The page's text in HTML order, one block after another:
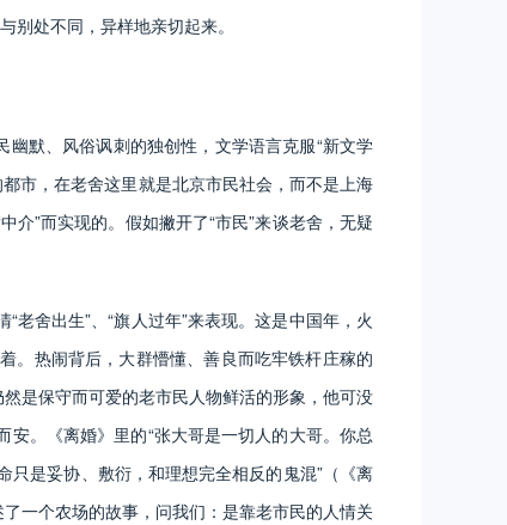
别处不同，异样地亲切起来。
默、风俗讽刺的独创性，文学语言克服“新文学
市，在老舍这里就是北京市民社会，而不是上海
”而实现的。假如撇开了“市民”来谈老舍，无疑
舍出生”、“旗人过年”来表现。这是中国年，火
。热闹背后，大群懵懂、善良而吃牢铁杆庄稼的
是保守而可爱的老市民人物鲜活的形象，他可没
。《离婚》里的“张大哥是一切人的大哥。你总
只是妥协、敷衍，和理想完全相反的鬼混”（《离
一个农场的故事，问我们：是靠老市民的人情关